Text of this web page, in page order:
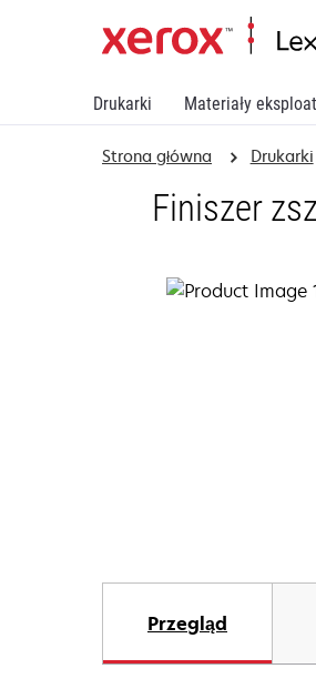
Drukarki Materiały
Strona główna Drukarki
Finiszer
Przegląd